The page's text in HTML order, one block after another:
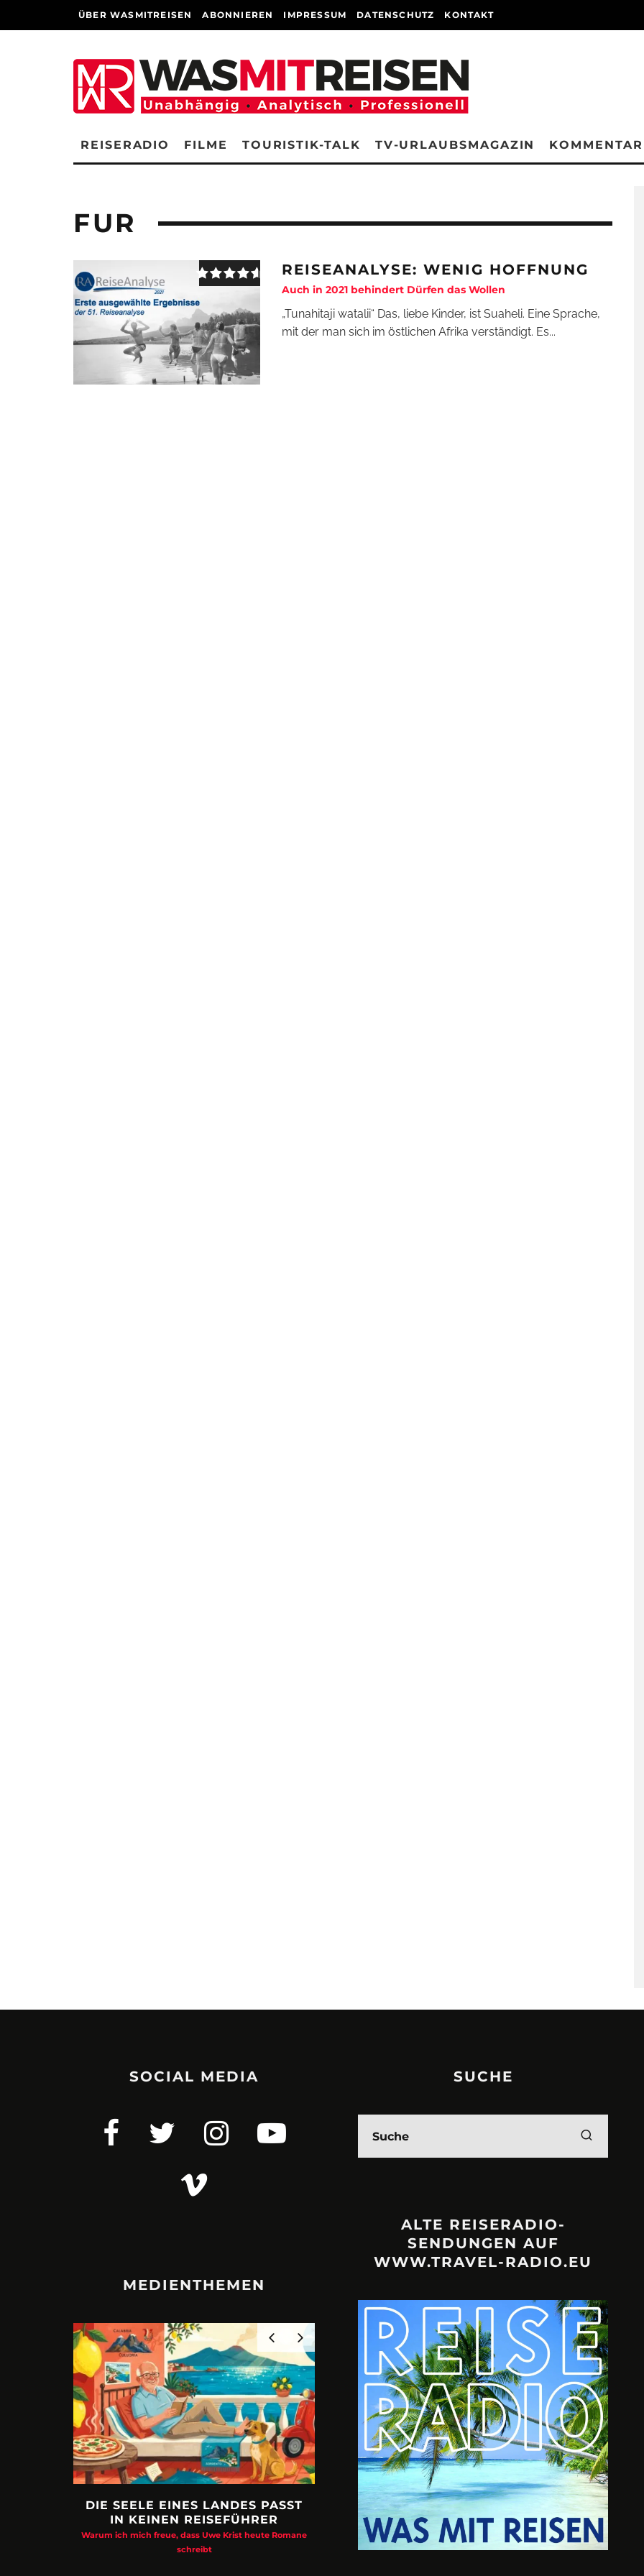
ÜBER WASMITREISEN ABONNIEREN IMPRESSUM DATENSCHUTZ KONTAKT
REISERADIO FILME TOURISTIK-TALK TV-URLAUBSMAGAZIN
FUR
REISEANALYSE: WENIG HOFFNUNG
Auch in 2021 behindert Dürfen das Wollen
„Tunahitaji watalii“ Das, liebe Kinder, ist Suaheli. Eine Sprache,
mit der man sich im östlichen Afrika verständigt. Es...
SOCIAL MEDIA
MEDIENTHEMEN
DIE SEELE EINES LANDES PASST
IN KEINEN REISEFÜHRER
Warum ich mich freue, dass Uwe Krist heute Romane
schreibt
URLAUBSFRUST – IST REISEN
KAPUTT?
Philipp Laage „Travel is broken“ - Wege aus der
Urlaubsfalle
A3M –
Mit Krisen-
SUCHE
ALTE REISERADIO-
SENDUNGEN AUF
WWW.TRAVEL-RADIO.EU